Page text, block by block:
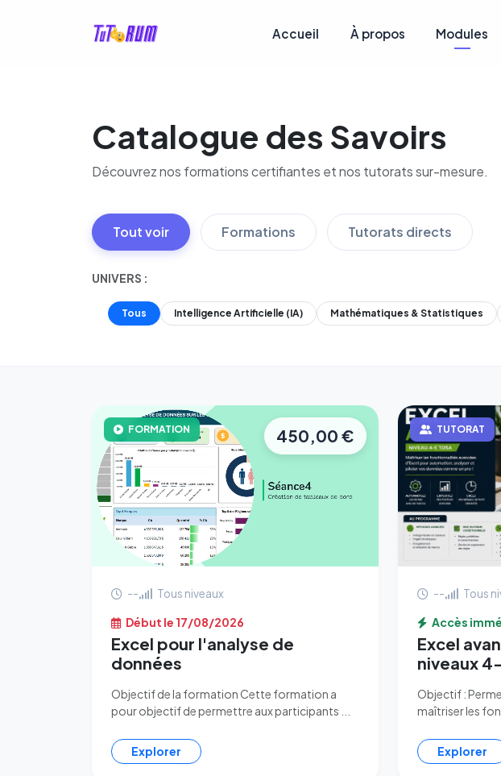
Accueil À propos Modules
Catalogue des Savoirs
Découvrez nos formations certifiantes et nos tutorats sur-mesure.
Tout voir Formations Tutorats directs
UNIVERS :
Tous Intelligence Artificielle (IA) Mathématiques & Statistiques
FORMATION
-- Tous niveaux
Début le 17/08/2026
Excel pour l'analyse de
données
Objectif de la formation Cette formation a
pour objectif de permettre aux participants ...
450,00 €
Explorer
TUTORAT
-- Tous
Accès
Excel
niveaux
Objectif :
maîtriser les
Explorer